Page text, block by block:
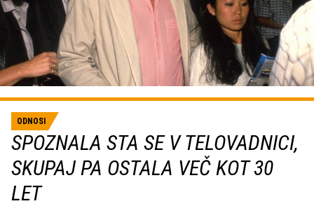
ODNOSI
SPOZNALA STA SE V TELOVADNICI,
SKUPAJ PA OSTALA VEČ KOT 30
LET